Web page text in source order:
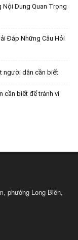
Nội Dung Quan Trọng
Đáp Những Câu Hỏi
người dân cần biết
cần biết để tránh vi
phường Long Biên,